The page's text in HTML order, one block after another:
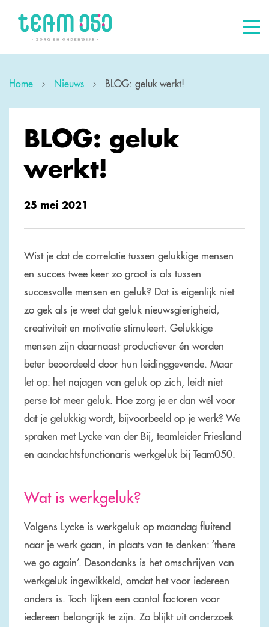
Home Nieuws BLOG: geluk werkt!
BLOG: geluk
werkt!
25 mei 2021
Wist je dat de correlatie tussen gelukkige mensen
en succes twee keer zo groot is als tussen
succesvolle mensen en geluk? Dat is eigenlijk niet
zo gek als je weet dat geluk nieuwsgierigheid,
creativiteit en motivatie stimuleert. Gelukkige
mensen zijn daarnaast productiever én worden
beter beoordeeld door hun leidinggevende. Maar
let op: het najagen van geluk op zich, leidt niet
perse tot meer geluk. Hoe zorg je er dan wél voor
dat je gelukkig wordt, bijvoorbeeld op je werk? We
spraken met Lycke van der Bij, teamleider Friesland
en aandachtsfunctionaris werkgeluk bij Team050.
Wat is werkgeluk?
Volgens Lycke is werkgeluk op maandag fluitend
naar je werk gaan, in plaats van te denken: ‘there
we go again’. Desondanks is het omschrijven van
werkgeluk ingewikkeld, omdat het voor iedereen
anders is. Toch lijken een aantal factoren voor
iedereen belangrijk te zijn. Zo blijkt uit onderzoek